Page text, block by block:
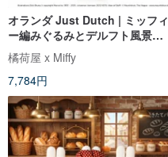
オランダ Just Dutch | ミッフィ
ー編みぐるみとデルフト風景の
ドレス
橘荷屋 x Miffy
7,784円